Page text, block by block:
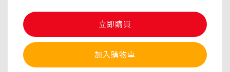
立即購買
加入購物車